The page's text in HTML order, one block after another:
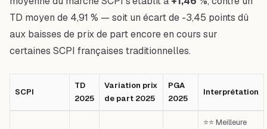
TD moyen de 4,91 % — soit un écart de -3,45 points dû
aux baisses de prix de part encore en cours sur
certaines SCPI françaises traditionnelles.
SCPI
TD
2025
Variation prix
de part 2025
PGA
2025
Interprétation
⭐⭐ Meilleure